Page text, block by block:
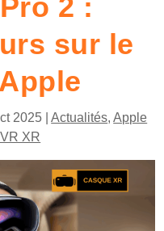
2 :
sur le
2025 |Actualités,Apple
XR